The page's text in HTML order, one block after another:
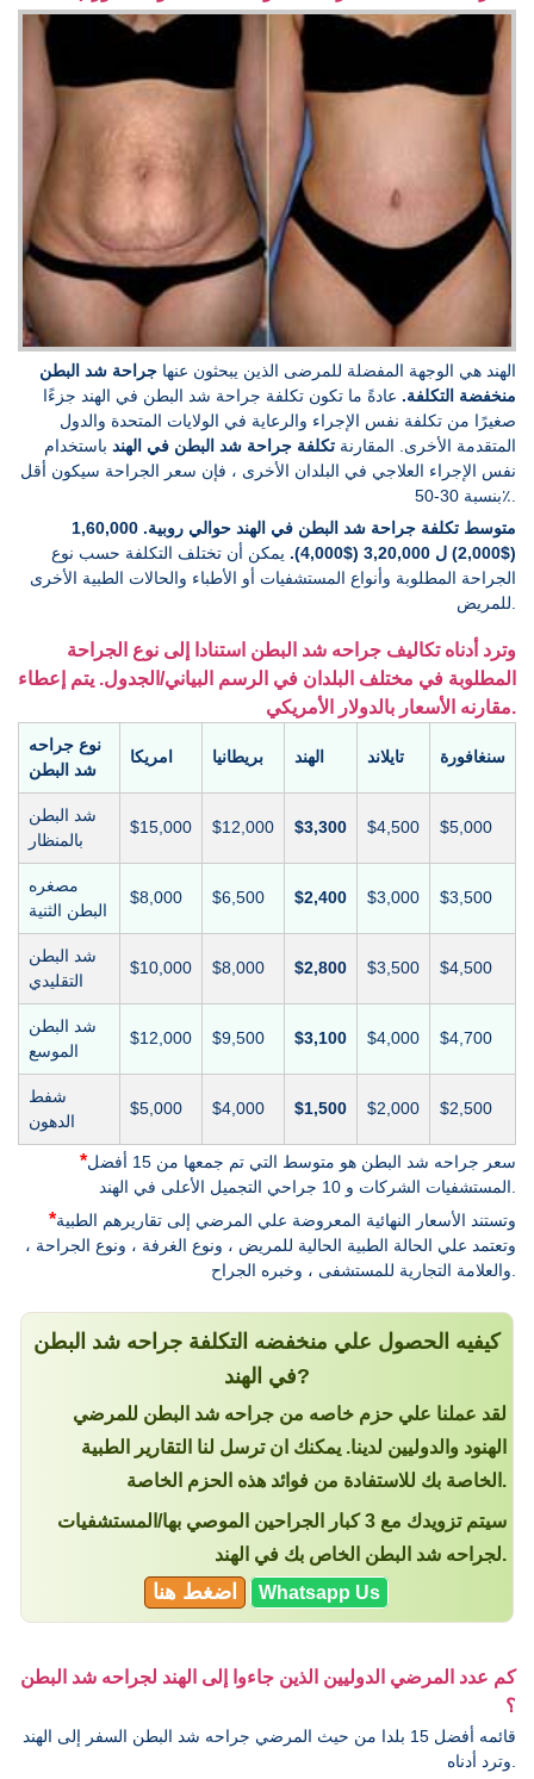
الهند هي الوجهة المفضلة للمرضى الذين يبحثون عنها جراحة شد البطن
منخفضة التكلفة. عادةً ما تكون تكلفة جراحة شد البطن في الهند جزءًا
صغيرًا من تكلفة نفس الإجراء والرعاية في الولايات المتحدة والدول
المتقدمة الأخرى. المقارنة تكلفة جراحة شد البطن في الهند باستخدام
نفس الإجراء العلاجي في البلدان الأخرى ، فإن سعر الجراحة سيكون أقل
بنسبة 30-50٪.
متوسط تكلفة جراحة شد البطن في الهند حوالي روبية. 1,60,000
($2,000) ل 3,20,000 ($4,000).
يمكن أن تختلف التكلفة حسب نوع
الجراحة المطلوبة وأنواع المستشفيات أو الأطباء والحالات الطبية الأخرى
للمريض.
وترد أدناه تكاليف جراحه شد البطن استنادا إلى نوع الجراحة
المطلوبة في مختلف البلدان في الرسم البياني/الجدول. يتم إعطاء
مقارنه الأسعار بالدولار الأمريكي.
نوع جراحه
شد البطن
امريكا بريطانيا الهند تايلاند سنغافورة
شد البطن
بالمنظار
$15,000 $12,000 $3,300 $4,500 $5,000
مصغره
البطن الثنية
$8,000 $6,500 $2,400 $3,000 $3,500
شد البطن
التقليدي
$10,000 $8,000 $2,800 $3,500 $4,500
شد البطن
الموسع
$12,000 $9,500 $3,100 $4,000 $4,700
شفط
الدهون
$5,000 $4,000 $1,500 $2,000 $2,500
*سعر جراحه شد البطن هو متوسط التي تم جمعها من 15 أفضل
*وتستند الأسعار النهائية المعروضة علي المرضي إلى تقاريرهم الطبية
وتعتمد علي الحالة الطبية الحالية للمريض ، ونوع الغرفة ، ونوع الجراحة ،
كيفيه الحصول علي منخفضه التكلفة جراحه شد البطن
في الهند?
لقد عملنا علي حزم خاصه من جراحه شد البطن للمرضي
الهنود والدوليين لدينا. يمكنك ان ترسل لنا التقارير الطبية
الخاصة بك للاستفادة من فوائد هذه الحزم الخاصة.
سيتم تزويدك مع 3 كبار الجراحين الموصي بها/المستشفيات
لجراحه شد البطن الخاص بك في الهند.
اضغط هنا Whatsapp Us
كم عدد المرضي الدوليين الذين جاءوا إلى الهند لجراحه شد البطن
؟
قائمه أفضل 15 بلدا من حيث المرضي جراحه شد البطن السفر إلى الهند